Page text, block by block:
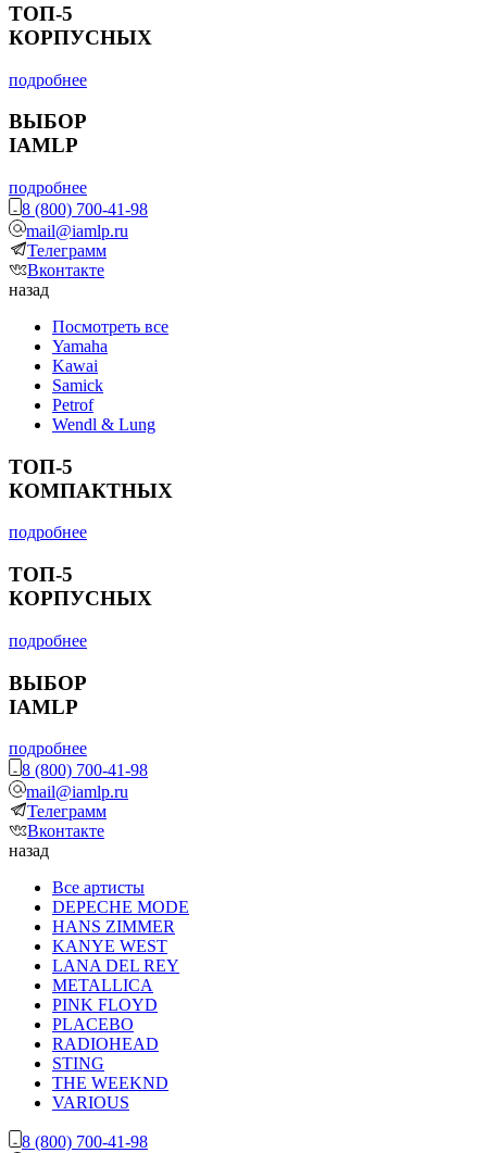
ТОП-5
КОРПУСНЫХ
подробнее
ВЫБОР
IAMLP
подробнее
8 (800) 700-41-98
mail@iamlp.ru
Телеграмм
Вконтакте
назад
Посмотреть все
Yamaha
Kawai
Samick
Petrof
Wendl & Lung
ТОП-5
КОМПАКТНЫХ
подробнее
ТОП-5
КОРПУСНЫХ
подробнее
ВЫБОР
IAMLP
подробнее
8 (800) 700-41-98
mail@iamlp.ru
Телеграмм
Вконтакте
назад
Все артисты
DEPECHE MODE
HANS ZIMMER
KANYE WEST
LANA DEL REY
METALLICA
PINK FLOYD
PLACEBO
RADIOHEAD
STING
THE WEEKND
VARIOUS
8 (800) 700-41-98